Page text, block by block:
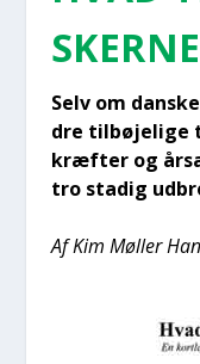
Selv om
dre til­bø­je­li­ge
kræf­ter og
tro sta­dig
Af Kim Møl­ler